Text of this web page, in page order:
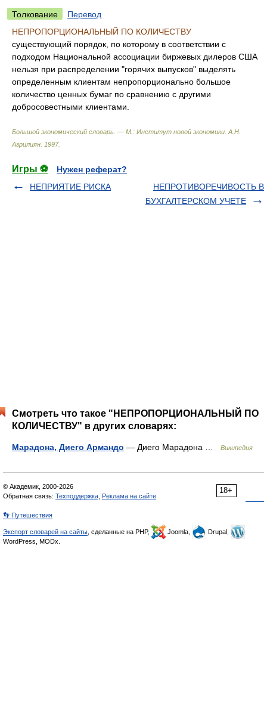
Толкование
Перевод
НЕПРОПОРЦИОНАЛЬНЫЙ ПО КОЛИЧЕСТВУ
существующий порядок, по которому в соответствии с
подходом Национальной ассоциации биржевых дилеров США
нельзя при распределении "горячих выпусков" выделять
определенным клиентам непропорционально большое
количество ценных бумаг по сравнению с другими
добросовестными клиентами.
Большой экономический словарь. — М.: Институт новой экономики А.Н.
Азрилиян 1997.
Игры ⚽
Нужен реферат?
НЕПРИЯТИЕ РИСКА
НЕПРОТИВОРЕЧИВОСТЬ В
БУХГАЛТЕРСКОМ УЧЕТЕ
Смотреть что такое "НЕПРОПОРЦИОНАЛЬНЫЙ ПО
КОЛИЧЕСТВУ" в других словарях:
Марадона, Диего Армандо — Диего Марадона … Википедия
18+
© Академик, 2000-2026
Обратная связь: Техподдержка Реклама на сайте
👣 Путешествия
Экспорт словарей на сайты , сделанные на PHP, Joomla,
Drupal,
WordPress, MODx.